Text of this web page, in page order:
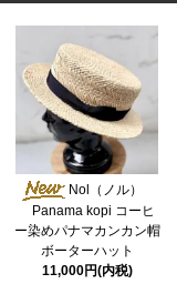
Nol（ノル）
Panama kopi コーヒ
ー染めパナマカンカン帽
ボーターハット
11,000円(内税)